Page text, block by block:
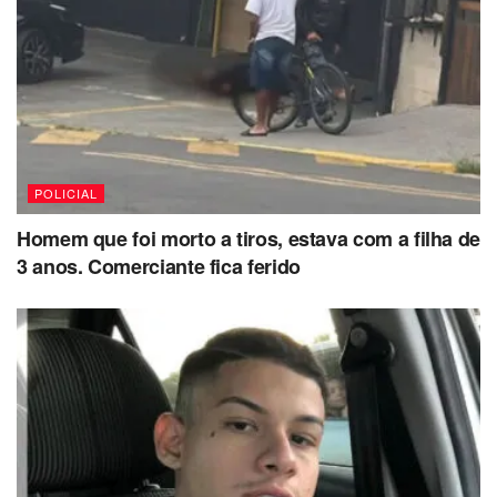
policiais militares. Na perseguição, o estampador desceu
do carro e tentou fugir a pé, mas foi preso e reconhecido
pelas vítimas.
Fonte: O Liberal
POLICIAL
Homem que foi morto a tiros, estava com a filha de
3 anos. Comerciante fica ferido